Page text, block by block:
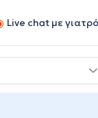
Live chat με γιατρό